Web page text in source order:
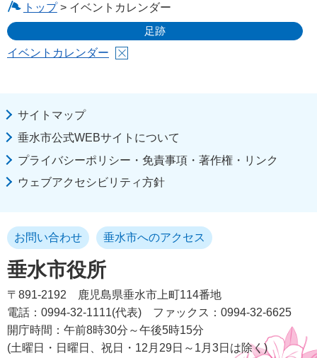
トップ> イベントカレンダー
足跡
イベントカレンダー
サイトマップ
垂水市公式WEBサイトについて
プライバシーポリシー・免責事項・著作権・リンク
ウェブアクセシビリティ方針
垂水市役所
お問い合わせ 垂水市へのアクセス
〒891-2192
鹿児島県垂水市上町114番地
電話：0994-32-1111(代表)
ファックス：0994-32-6625
開庁時間：午前8時30分～午後5時15分
(土曜日・日曜日、祝日・12月29日～1月3日は除く)